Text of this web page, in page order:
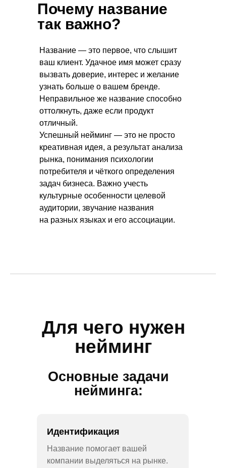
Почему название
так важно?
Название — это первое, что слышит
ваш клиент. Удачное имя может сразу
вызвать доверие, интерес и желание
узнать больше о вашем бренде.
Неправильное же название способно
оттолкнуть, даже если продукт
отличный.
Успешный нейминг — это не просто
креативная идея, а результат анализа
рынка, понимания психологии
потребителя и чёткого определения
задач бизнеса. Важно учесть
культурные особенности целевой
аудитории, звучание названия
на разных языках и его ассоциации.
Название помогает вашей
компании выделяться на рынке.
Идентификация
Для чего нужен
нейминг
Основные задачи
нейминга: